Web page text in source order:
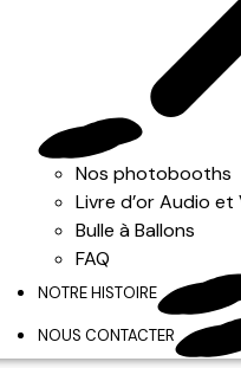
Nos photobooths
Livre d’or Audio et
Bulle à Ballons
FAQ
NOTRE HISTOIRE
NOUS CONTACTER